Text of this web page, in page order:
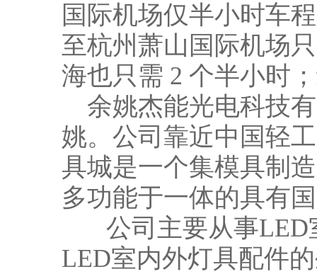
国际机场仅半小时车
至杭州萧山国际机场
海也只需 2 个半小时
余姚杰能光电科技
姚。公司靠近中国轻
具城是一个集模具制
多功能于一体的具有
公司主要从事LED
LED室内外灯具配件